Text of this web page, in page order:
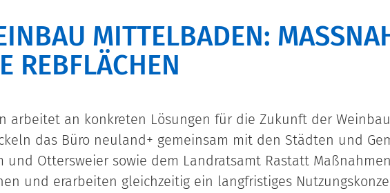
MITTELBADEN:
arbeitet an konkreten Lösungen für die Zukunft der
das Büro neuland+ gemeinsam mit den Städten und
und Ottersweier sowie dem Landratsamt Rastatt
und erarbeiten gleichzeitig ein langfristiges